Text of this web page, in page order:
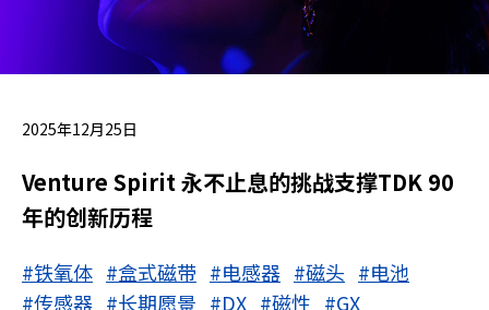
2025年12月25日
Venture Spirit 永不止息的挑战支撑TDK 90
年的创新历程
#铁氧体 #盒式磁带 #电感器 #磁头 #电池
#传感器 #长期愿景 #DX #磁性 #GX